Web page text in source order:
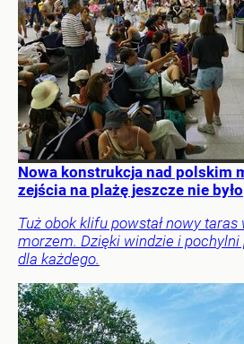
Nowa konstrukcja nad polskim
zejścia na plażę jeszcze nie było
Tuż obok klifu powstał nowy
morzem. Dzięki windzie i pochylni
dla każdego.